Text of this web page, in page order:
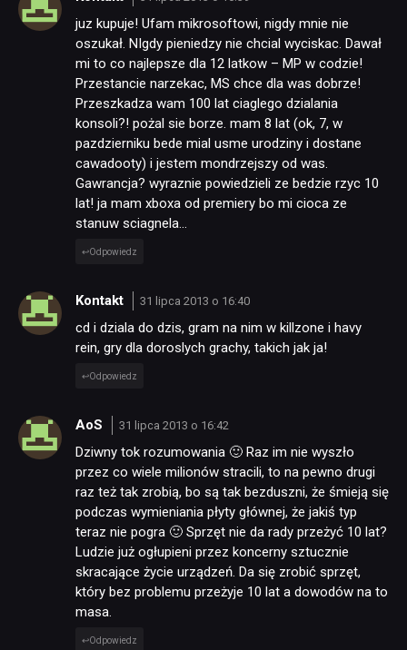
juz kupuje! Ufam mikrosoftowi, nigdy mnie nie
oszukał. NIgdy pieniedzy nie chcial wyciskac. Dawał
mi to co najlepsze dla 12 latkow – MP w codzie!
Przestancie narzekac, MS chce dla was dobrze!
Przeszkadza wam 100 lat ciaglego dzialania
konsoli?! pożal sie borze. mam 8 lat (ok, 7, w
pazdzierniku bede mial usme urodziny i dostane
cawadooty) i jestem mondrzejszy od was.
Gawrancja? wyraznie powiedzieli ze bedzie rzyc 10
lat! ja mam xboxa od premiery bo mi cioca ze
stanuw sciagnela…
Odpowiedz
Kontakt 31 lipca 2013 o 16:40
cd i dziala do dzis, gram na nim w killzone i havy
rein, gry dla doroslych grachy, takich jak ja!
Odpowiedz
AoS 31 lipca 2013 o 16:42
Dziwny tok rozumowania 🙂 Raz im nie wyszło
przez co wiele milionów stracili, to na pewno drugi
raz też tak zrobią, bo są tak bezduszni, że śmieją się
podczas wymieniania płyty głównej, że jakiś typ
teraz nie pogra 🙂 Sprzęt nie da rady przeżyć 10 lat?
Ludzie już ogłupieni przez koncerny sztucznie
skracające życie urządzeń. Da się zrobić sprzęt,
który bez problemu przeżyje 10 lat a dowodów na to
masa.
Odpowiedz